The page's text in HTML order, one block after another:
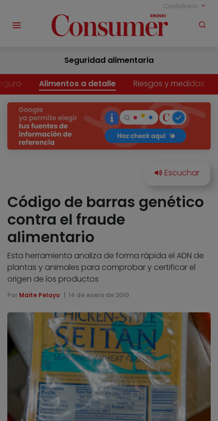
Castellano
Seguridad alimentaria
Alimentos a detalle Riesgos y medidas
Código de barras genético
contra el fraude
alimentario
Esta herramienta analiza de forma rápida el ADN de
plantas y animales para comprobar y certificar el
origen de los productos
Por Maite Pelayo 14 de enero de 2010